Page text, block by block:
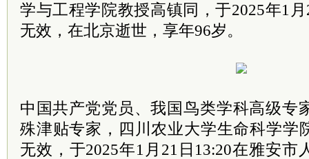
学与工程学院教授高镇同，于2025年1
无效，在北京逝世，享年96岁。
中国共产党党员、我国鸟类学科高级专
殊津贴专家，四川农业大学生命科学学
无效，于2025年1月21日13:20在雅安市